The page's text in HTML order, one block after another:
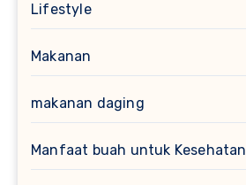
Lifestyle
Makanan
makanan daging
Manfaat buah untuk Kesehatan